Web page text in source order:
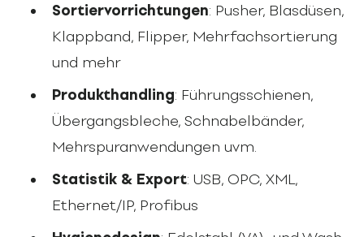
Sortiervorrichtungen: Pusher, Blasdüsen,
Klappband, Flipper, Mehrfachsortierung
und mehr
Produkthandling: Führungsschienen,
Übergangsbleche, Schnabelbänder,
Mehrspuranwendungen uvm.
Statistik & Export: USB, OPC, XML,
Ethernet/IP, Profibus